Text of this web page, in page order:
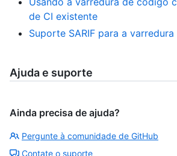
de CI existente
Suporte SARIF para a
Ajuda e suporte
Ainda precisa de ajuda?
Pergunte à comunidade de GitHub
Contate o suporte